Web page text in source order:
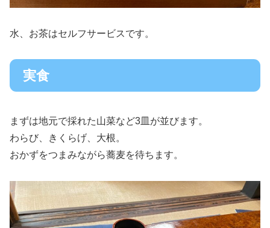
水、お茶はセルフサービスです。
実食
まずは地元で採れた山菜など3皿が並びます。
わらび、きくらげ、大根。
おかずをつまみながら蕎麦を待ちます。